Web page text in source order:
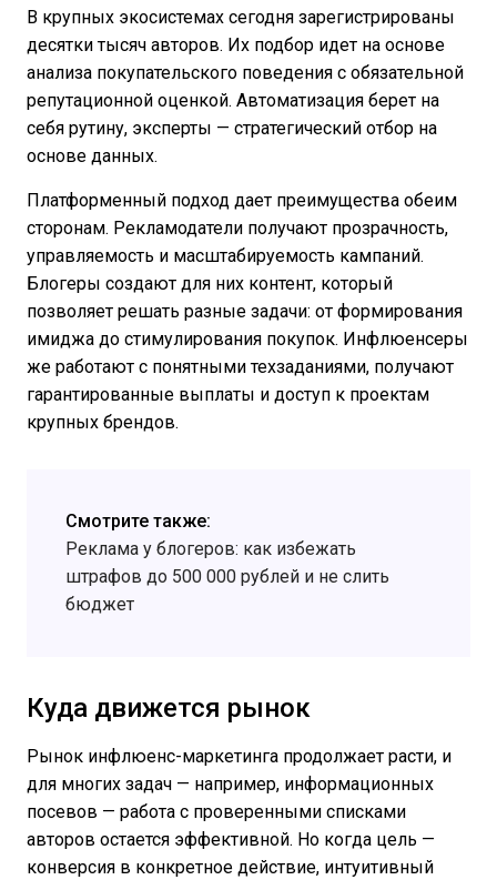
В крупных экосистемах сегодня зарегистрированы
десятки тысяч авторов. Их подбор идет на основе
анализа покупательского поведения с обязательной
репутационной оценкой. Автоматизация берет на
себя рутину, эксперты — стратегический отбор на
основе данных.
Платформенный подход дает преимущества обеим
сторонам. Рекламодатели получают прозрачность,
управляемость и масштабируемость кампаний.
Блогеры создают для них контент, который
позволяет решать разные задачи: от формирования
имиджа до стимулирования покупок. Инфлюенсеры
же работают с понятными техзаданиями, получают
гарантированные выплаты и доступ к проектам
крупных брендов.
Смотрите также:
Реклама у блогеров: как избежать
штрафов до 500 000 рублей и не слить
бюджет
Куда движется рынок
Рынок инфлюенс-маркетинга продолжает расти, и
для многих задач — например, информационных
посевов — работа с проверенными списками
авторов остается эффективной. Но когда цель —
конверсия в конкретное действие, интуитивный